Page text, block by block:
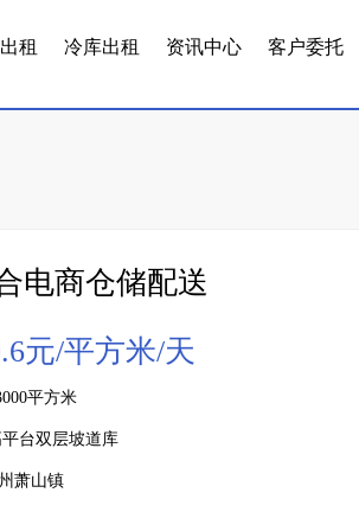
租 冷库出租 资讯中心 客户委托
电商仓储配送
元/平方米/天
平方米
台双层坡道库
萧山镇